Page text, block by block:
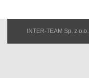
INTER-TEAM Sp. z o.o.